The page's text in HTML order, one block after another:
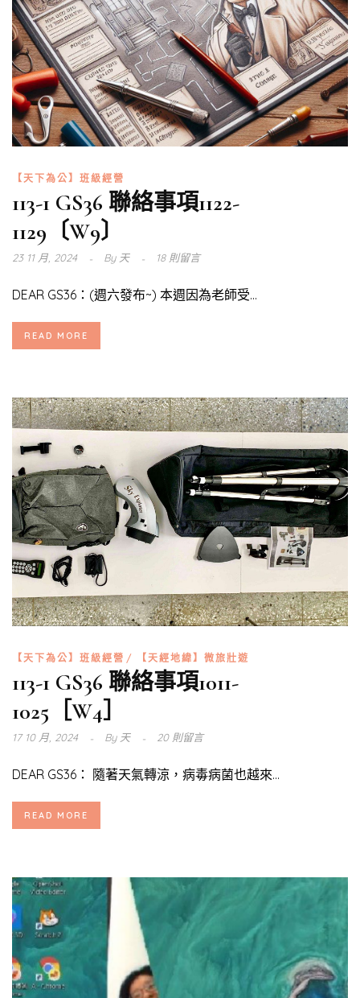
【天下為公】班級經營
113-1 GS36 聯絡事項1122-
1129〔W9〕
23 11 月, 2024 By天 18 則留言
DEAR GS36：(週六發布~) 本週因為老師受...
READ MORE
【天下為公】班級經營 【天經地緯】微旅壯遊
113-1 GS36 聯絡事項1011-
1025［W4］
17 10 月, 2024 By天 20 則留言
DEAR GS36： 隨著天氣轉涼，病毒病菌也越來...
READ MORE